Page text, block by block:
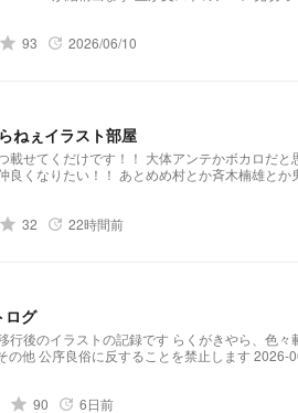
grade 93 update 2026/06/10
ねぇイラスト部屋
だけです！！ 大体アンテかボカロだと思います！ ⚠️おもんないおふざけ・下手絵・
くなりたい！！ あとめめ村とか斉木楠雄とか鬼滅とかなん
grade 32 update 22時間前
ログ
です らくがきやら、色々載せます。厚塗りとアニメ塗り、どちらも練習中です 無断転載
序良俗に反することを禁止します 2026-06-20 / デジタル移行 wip とかはこっち
grade 90 update 6日前